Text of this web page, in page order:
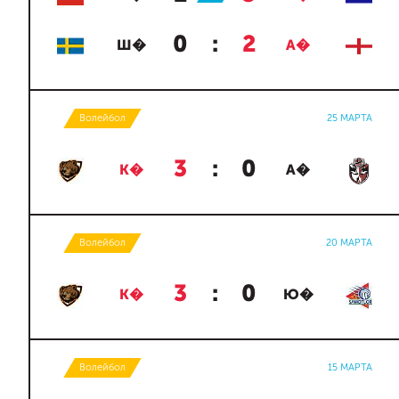
Ш� 0 : 2 А�
Волейбол 25 МАРТА
К� 3 : 0 А�
Волейбол 20 МАРТА
К� 3 : 0 Ю�
Волейбол 15 МАРТА